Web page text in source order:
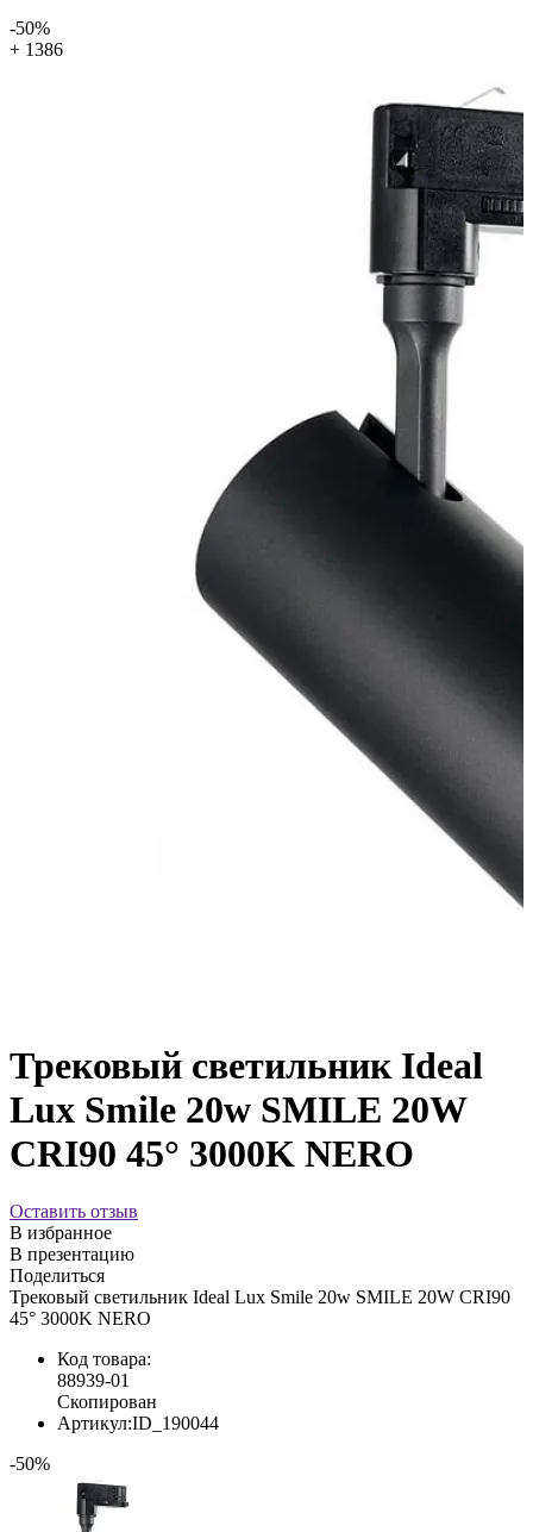
-50%
+ 1386
Трековый светильник Ideal
Lux Smile 20w SMILE 20W
CRI90 45° 3000K NERO
Оставить отзыв
В избранное
В презентацию
Поделиться
Трековый светильник Ideal Lux Smile 20w SMILE 20W CRI90
45° 3000K NERO
Код товара:
88939-01
Скопирован
Артикул:ID_190044
-50%